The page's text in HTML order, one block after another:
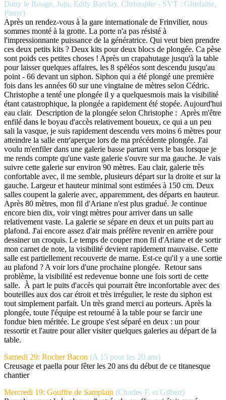
Dany le Rouge, Juju, Eddy Barclay, Christophe - SVT : Ghislaine,
Pierre)
Après un rendez-vous à la gare internationale de Frinvilier, nous
sommes monté à la grotte. La porte n'a pas résisté à
l'impressionnante puissance de la génératrice. Qui veut bien prendre
ces deux petits kits ? Deux kits pour deux blocs de plongée. Ca pèse
sont poids ces petites choses ! Après un crapahutage jusqu'à la table
pour laisser quelques affaires, les 8 spéléos sont descendu jusqu'au
point - 66 devant un siphon. Siphon qui a été plongé une première
fois dans les années 60 sur une vingtaine de mètres selon Cédric.
Christophe a tenté une plongée il y a quelquesmois mais la visibilité
étant catastrophique, la plongée a rapidement été stopée. Aujourd'hui
eau clair. Description de la plongée selon Christophe : Après m'être
enfilé dans le boyau d'accès relativement boueux, ce qui a un peu
sali la vasque, je suis rapidement descendu vers moins 6 mètres pour
atteindre la salle entr'aperçue lors de ma précédente plongée. J'ai
voulu m'enfiler dans une galerie basse partant vers le bas lorsque je
me rends compte qu'une vaste galerie s'ouvre sur ma gauche. Je vais
suivre cette galerie sur environ 90 mètres. Eau clair, galerie très
confortable avec, il me semble, plusieurs départ sur la droite et sur la
gauche. Largeur et hauteur minimal sont estimées à 150 cm. Deux
salles coupent la galerie avec, apparemment, des départs en hauteur.
Après 80 mètres, mon fil d'Ariane n'est plus gradué. Je continue
encore bien dix, voir vingt mètres pour arriver dans un salle
relativement vaste. La galerie se sépare en deux et un puits part au
plafond. J'ai encore assez d'air mais préfère revenir en arrière pour
dessiner un croquis. Le temps de couper mon fil d'Ariane et de sortir
mon carnet de note, la visibilité devient rapidement mauvaise. Cette
salle est partiellement recouverte de marne. Est-ce qu'il y a une sortie
au plafond ? A voir lors d'une prochaine plongée. Retour sans
problème, la visibilité est redevenue bonne une fois sorti de cette
salle. À part le puits d'accès qui pourrait être inconfortable avec des
bouteilles aux dos car étroit et très irrégulier, le reste du siphon est
tout simplement parfait. Un très grand merci au porteurs. Après la
plongée, toute l'équipe est retourné à la table pour se farcir une
fondue bien méritée. Le groupe s'est séparé en deux : un pour
ressortir et l'autre pour aller visiter quelques galeries au départ de la
table.
Samedi 29: Rocher Bacon (A 15 pour les 20 ans)
Creusage et paella pour fêter les 20 ans du début de ce titanesque
chantier
Mercredi 19: Gouffre de Samplain (Charles F. et Gilbert)